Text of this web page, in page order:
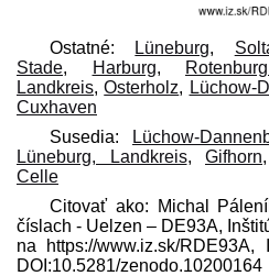
Ostatné: Lüneburg,
Stade, Harburg,
Landkreis,Osterholz, Lüchow-
Cuxhaven
Susedia:
Lüchow-
Lüneburg, Landkreis, Gifhorn,
Celle
Citovať ako: Michal
číslach - Uelzen – DE93A,
na https://www.iz.sk/​RDE93A,
DOI:10.5281/zenodo.10200164